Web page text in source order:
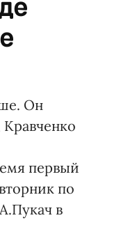
Он
первый
по
в